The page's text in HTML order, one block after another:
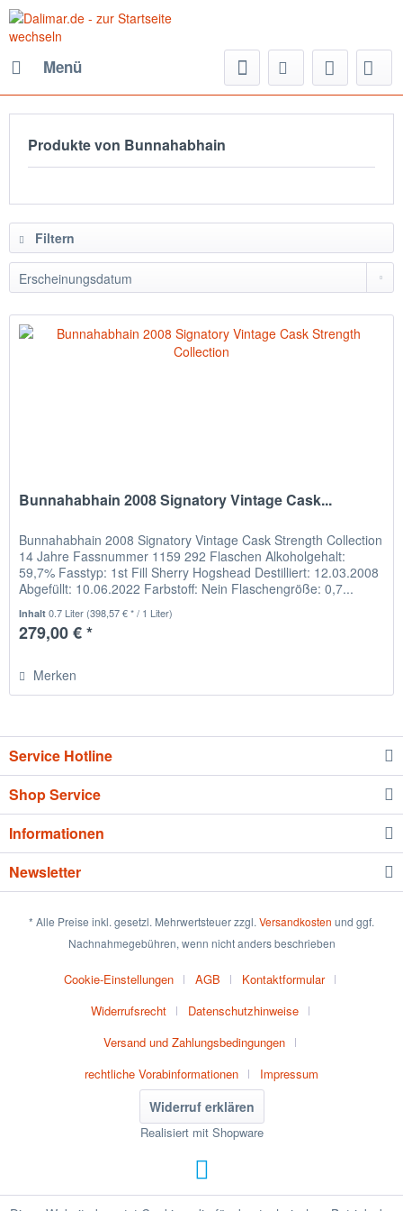
Menü
Produkte von Bunnahabhain
Filtern
Bunnahabhain 2008 Signatory Vintage Cask...
Bunnahabhain 2008 Signatory Vintage Cask Strength Collection
14 Jahre Fassnummer 1159 292 Flaschen Alkoholgehalt:
59,7% Fasstyp: 1st Fill Sherry Hogshead Destilliert: 12.03.2008
Abgefüllt: 10.06.2022 Farbstoff: Nein Flaschengröße: 0,7...
Inhalt0.7 Liter (398,57 € * / 1 Liter)
279,00 € *
Merken
Service Hotline
Shop Service
Informationen
Newsletter
* Alle Preise inkl. gesetzl. Mehrwertsteuer zzgl. Versandkosten und ggf.
Nachnahmegebühren, wenn nicht anders beschrieben
Cookie-Einstellungen AGB
Kontaktformular
Widerrufsrecht
Datenschutzhinweise
Versand und Zahlungsbedingungen
rechtliche Vorabinformationen
Impressum
Widerruf erklären
Realisiert mit Shopware